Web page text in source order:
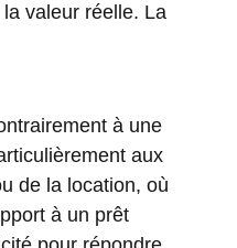
valeur réelle. La
à une
aux
de la location, où
à un prêt